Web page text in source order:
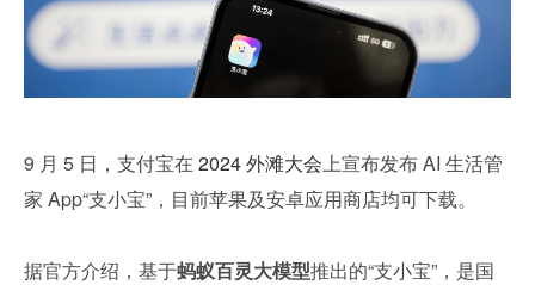
9 月 5 日，支付宝在 2024 外滩大会上宣布发布 AI 生活管
家 App“支小宝”，目前苹果及安卓应用商店均可下载。
据官方介绍，基于蚂蚁百灵大模型推出的“支小宝”，是国